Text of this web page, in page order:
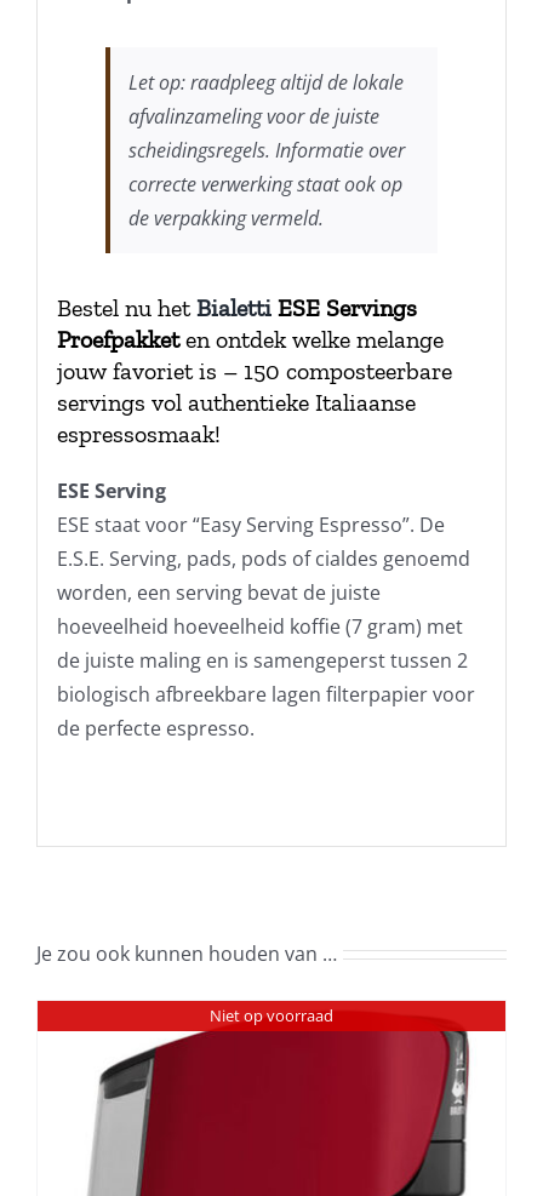
Let op: raadpleeg altijd de lokale
afvalinzameling voor de juiste
scheidingsregels. Informatie over
correcte verwerking staat ook op
de verpakking vermeld.
Bestel nu hetBialettiESE Servings
Proefpakketen ontdek welke melange
jouw favoriet is – 150 composteerbare
servings vol authentieke Italiaanse
espressosmaak!
ESE Serving
ESE staat voor “Easy Serving Espresso”. De
E.S.E. Serving, pads, pods of cialdes genoemd
worden, een serving bevat de juiste
hoeveelheid hoeveelheid koffie (7 gram) met
de juiste maling en is samengeperst tussen 2
biologisch afbreekbare lagen filterpapier voor
de perfecte espresso.
Je zou ook kunnen houden van …
Niet op voorraad